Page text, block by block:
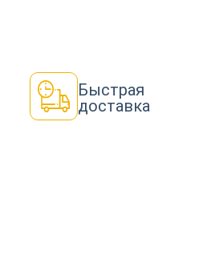
Быстрая
доставка